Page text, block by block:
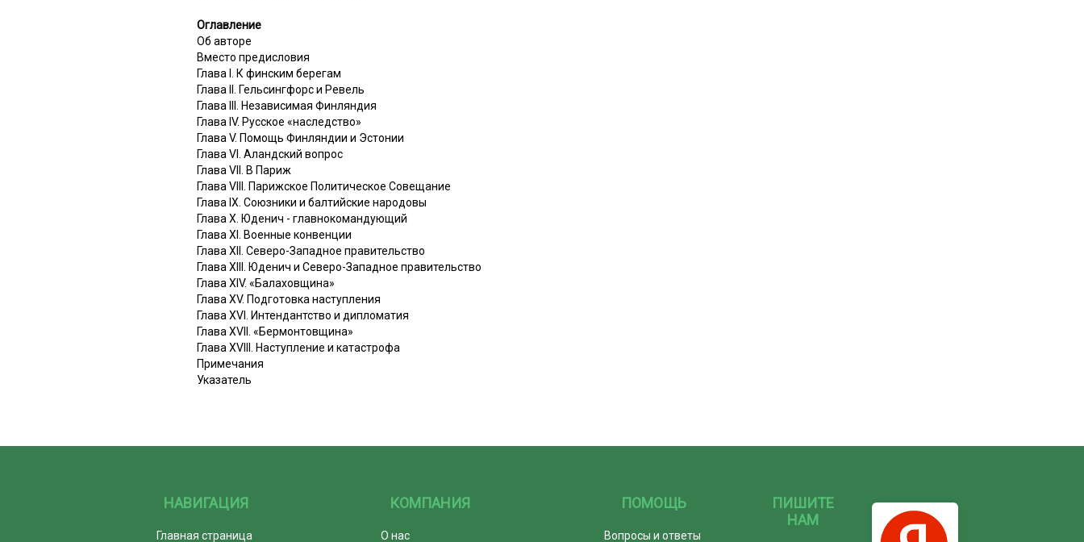
Оглавление
Об авторе
Вместо предисловия
Глава I. К финским берегам
Глава II. Гельсингфорс и Ревель
Глава III. Независимая Финляндия
Глава IV. Русское «наследство»
Глава V. Помощь Финляндии и Эстонии
Глава VI. Аландский вопрос
Глава VII. В Париж
Глава VIII. Парижское Политическое Совещание
Глава IX. Союзники и балтийские народовы
Глава X. Юденич - главнокомандующий
Глава XI. Военные конвенции
Глава XII. Северо-Западное правительство
Глава XIII. Юденич и Северо-Западное правительство
Глава XIV. «Балаховщина»
Глава XV. Подготовка наступления
Глава XVI. Интендантство и дипломатия
Глава XVII. «Бермонтовщина»
Глава XVIII. Наступление и катастрофа
Примечания
Указатель
НАВИГАЦИЯ
Главная страница
КОМПАНИЯ
О нас
ПОМОЩЬ
Вопросы и ответы
ПИШИТЕ
НАМ